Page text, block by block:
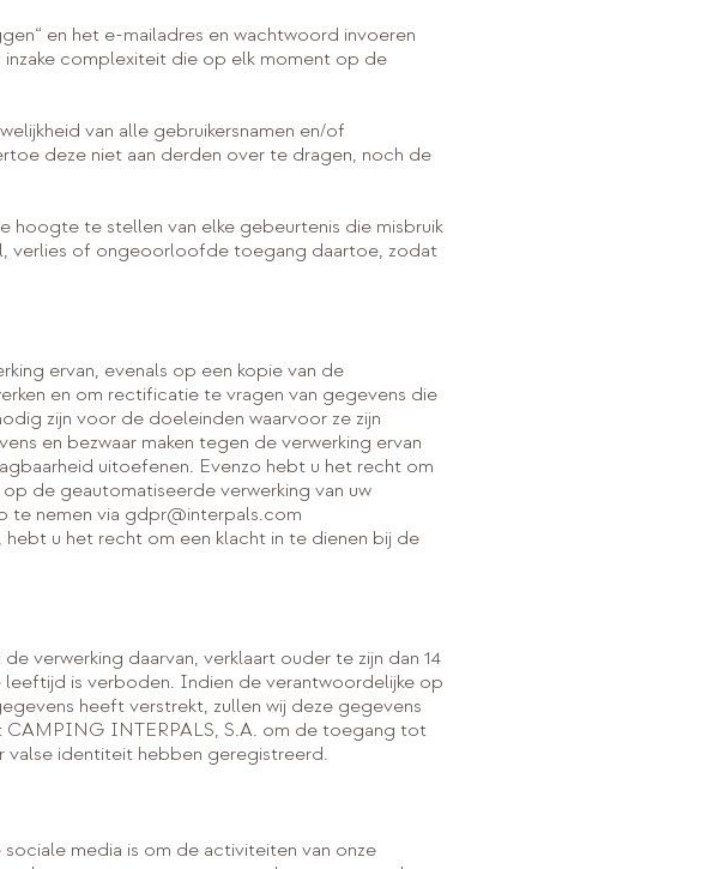
en het e-mailadres en wachtwoord invoeren
complexiteit die op elk moment op de
van alle gebruikersnamen en/of
deze niet aan derden over te dragen, noch de
hoogte te stellen van elke gebeurtenis die misbruik
verlies of ongeoorloofde toegang daartoe, zodat
ervan, evenals op een kopie van de
en om rectificatie te vragen van gegevens die
zijn voor de doeleinden waarvoor ze zijn
en bezwaar maken tegen de verwerking ervan
uitoefenen. Evenzo hebt u het recht om
de geautomatiseerde verwerking van uw
te nemen via gdpr@interpals.com
u het recht om een klacht in te dienen bij de
verwerking daarvan, verklaart ouder te zijn dan 14
is verboden. Indien de verantwoordelijke op
heeft verstrekt, zullen wij deze gegevens
CAMPING INTERPALS, S.A. om de toegang tot
valse identiteit hebben geregistreerd.
media is om de activiteiten van onze